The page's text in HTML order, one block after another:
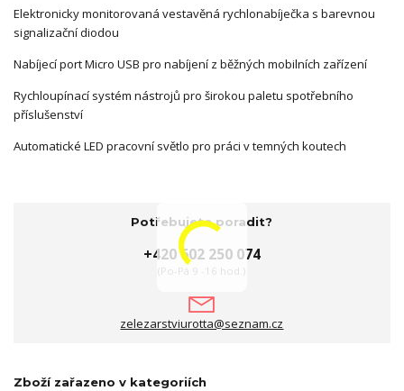
Elektronicky monitorovaná vestavěná rychlonabíječka s barevnou
signalizační diodou
Nabíjecí port Micro USB pro nabíjení z běžných mobilních zařízení
Rychloupínací systém nástrojů pro širokou paletu spotřebního
příslušenství
Automatické LED pracovní světlo pro práci v temných koutech
Potřebujete poradit?
+420 602 250 074
(Po-Pá 9 -16 hod.)
zelezarstviurotta@seznam.cz
Zboží zařazeno v kategoriích